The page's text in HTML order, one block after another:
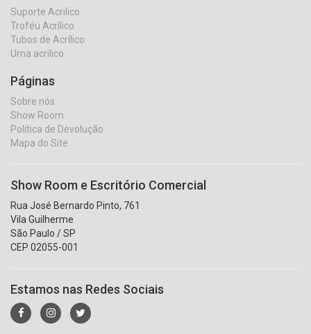
Suporte Acrilico
Troféu Acrílico
Tubos de Acrílico
Urna acrilico
Páginas
Sobre nós
Show Room
Política de Devolução
Mapa do Site
Show Room e Escritório Comercial
Rua José Bernardo Pinto, 761
Vila Guilherme
São Paulo / SP
CEP 02055-001
Estamos nas Redes Sociais